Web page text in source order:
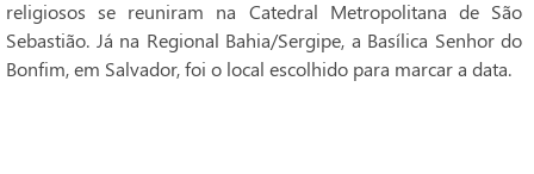
religiosos se reuniram na Catedral Metropolitana de São
Sebastião. Já na Regional Bahia/Sergipe, a Basílica Senhor do
Bonfim, em Salvador, foi o local escolhido para marcar a data.